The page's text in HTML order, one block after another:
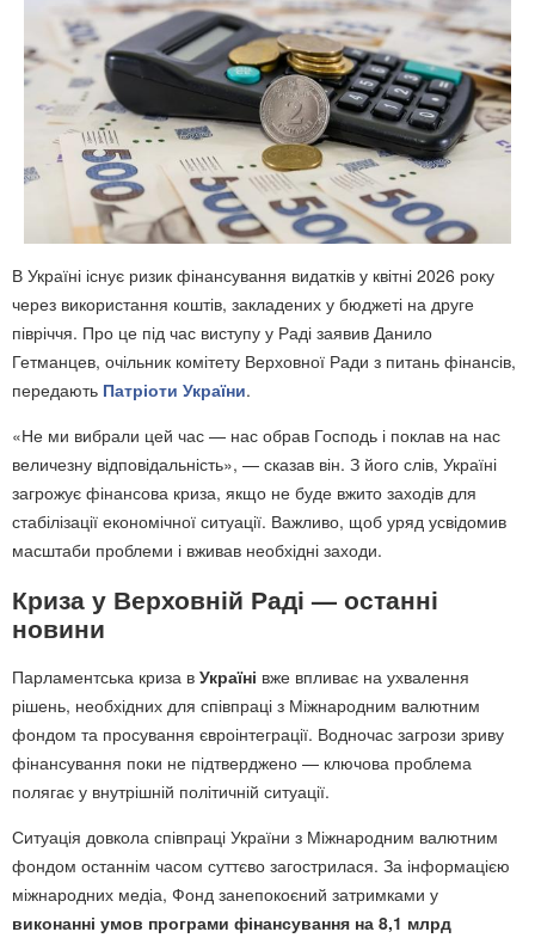
В Україні існує ризик фінансування видатків у квітні 2026 року
через використання коштів, закладених у бюджеті на друге
півріччя. Про це під час виступу у Раді заявив Данило
Гетманцев, очільник комітету Верховної Ради з питань фінансів,
передають Патріоти України.
«Не ми вибрали цей час — нас обрав Господь і поклав на нас
величезну відповідальність», — сказав він. З його слів, Україні
загрожує фінансова криза, якщо не буде вжито заходів для
стабілізації економічної ситуації. Важливо, щоб уряд усвідомив
масштаби проблеми і вживав необхідні заходи.
Криза у Верховній Раді — останні
новини
Парламентська криза в Україні вже впливає на ухвалення
рішень, необхідних для співпраці з Міжнародним валютним
фондом та просування євроінтеграції. Водночас загрози зриву
фінансування поки не підтверджено — ключова проблема
полягає у внутрішній політичній ситуації.
Ситуація довкола співпраці України з Міжнародним валютним
фондом останнім часом суттєво загострилася. За інформацією
міжнародних медіа, Фонд занепокоєний затримками у
виконанні умов програми фінансування на 8,1 млрд